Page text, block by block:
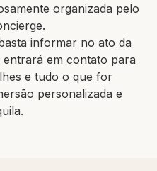
organizada pelo
informar no ato da
em contato para
e tudo o que for
personalizada e